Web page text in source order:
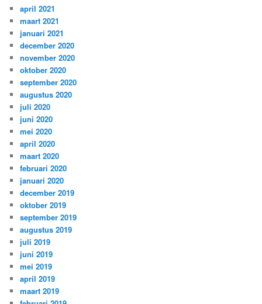
april 2021
maart 2021
januari 2021
december 2020
november 2020
oktober 2020
september 2020
augustus 2020
juli 2020
juni 2020
mei 2020
april 2020
maart 2020
februari 2020
januari 2020
december 2019
oktober 2019
september 2019
augustus 2019
juli 2019
juni 2019
mei 2019
april 2019
maart 2019